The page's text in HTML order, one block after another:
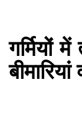
गर्मियों